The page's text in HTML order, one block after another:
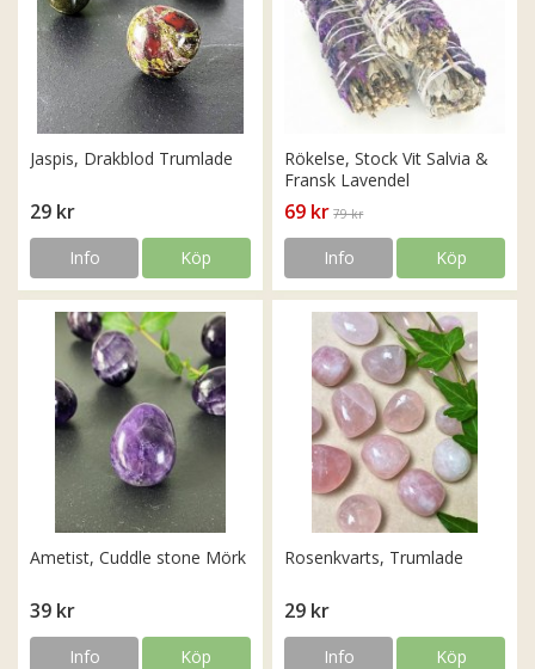
Jaspis, Drakblod Trumlade
29 kr
Info Köp
Rökelse, Stock Vit Salvia &
Fransk Lavendel
69 kr 79 kr
Info Köp
Ametist, Cuddle stone Mörk
39 kr
Info Köp
Rosenkvarts, Trumlade
29 kr
Info Köp